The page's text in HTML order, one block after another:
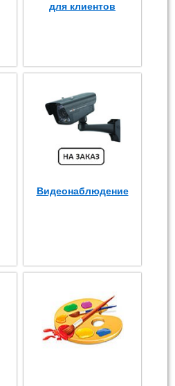
для клиентов
Видеонаблюдение